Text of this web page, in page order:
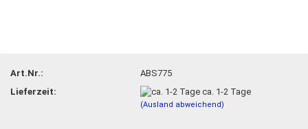
Art.Nr.:
ABS775
Lieferzeit:
ca. 1-2 Tage
(Ausland abweichend)